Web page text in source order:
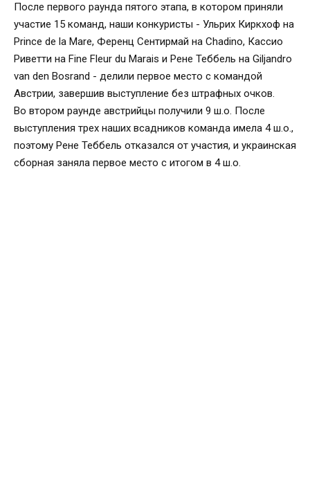
После первого раунда пятого этапа, в котором приняли
участие 15 команд, наши конкуристы - Ульрих Киркхоф на
Prince de la Mare, Ференц Сентирмай на Chadino, Кассио
Риветти на Fine Fleur du Marais и Рене Теббель на Giljandro
van den Bosrand - делили первое место с командой
Австрии, завершив выступление без штрафных очков.
Во втором раунде австрийцы получили 9 ш.о. После
выступления трех наших всадников команда имела 4 ш.о.,
поэтому Рене Теббель отказался от участия, и украинская
сборная заняла первое место с итогом в 4 ш.о.